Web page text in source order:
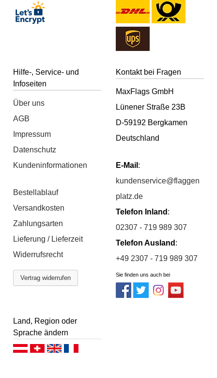
Hilfe-, Service- und
Infoseiten
Über uns
AGB
Impressum
Datenschutz
Kundeninformationen
Bestellablauf
Versandkosten
Zahlungsarten
Lieferung / Lieferzeit
Widerrufsrecht
Vertrag widerrufen
Kontakt bei Fragen
MaxFlags GmbH
Lünener Straße 23B
D-59192 Bergkamen
Deutschland
E-Mail :
kundenservice@flaggen
platz.de
Telefon Inland :
02307 - 719 989 307
Telefon Ausland :
+49 2307 - 719 989 307
Sie finden uns auch bei
Land, Region oder
Sprache ändern
Deutsch (AT)Deutsch (CH)